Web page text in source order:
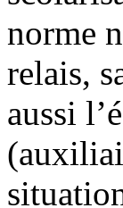
norme
relais,
aussi